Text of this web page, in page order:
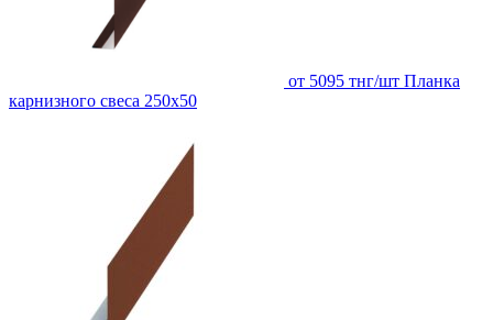
от 5095 тнг/шт Планка
карнизного свеса 250х50